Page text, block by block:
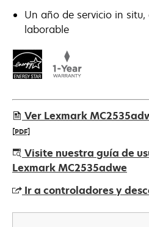
Un año de servicio in
laborable
Ver Lexmark
[PDF]
se
abre
una
pestaña
Visite nuestra guía de
Lexmark MC2535adwe
Ir a controladores y
se